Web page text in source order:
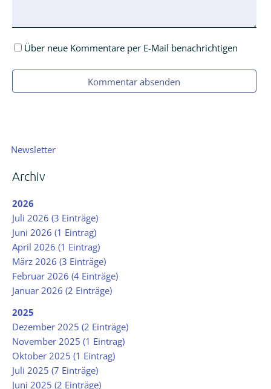
Über neue Kommentare per E-Mail benachrichtigen
Kommentar absenden
Navigation
Newsletter
Archiv
2026
Juli 2026 (3 Einträge)
Juni 2026 (1 Eintrag)
April 2026 (1 Eintrag)
März 2026 (3 Einträge)
Februar 2026 (4 Einträge)
Januar 2026 (2 Einträge)
2025
Dezember 2025 (2 Einträge)
November 2025 (1 Eintrag)
Oktober 2025 (1 Eintrag)
Juli 2025 (7 Einträge)
Juni 2025 (2 Einträge)